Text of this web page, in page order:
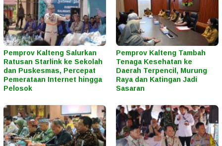
Pemprov Kalteng Salurkan
Ratusan Starlink ke Sekolah
dan Puskesmas, Percepat
Pemerataan Internet hingga
Pelosok
Pemprov Kalteng Tambah
Tenaga Kesehatan ke
Daerah Terpencil, Murung
Raya dan Katingan Jadi
Sasaran